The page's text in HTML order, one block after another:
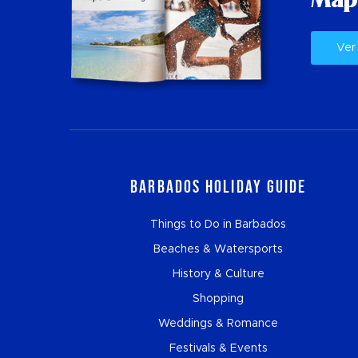
Barbados Holiday Guide
Things to Do in Barbados
Beaches & Watersports
History & Culture
Shopping
Weddings & Romance
Festivals & Events